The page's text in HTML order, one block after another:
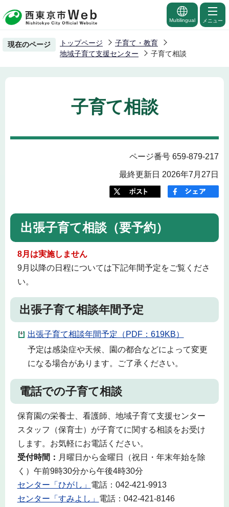
の
ー
Multilingual メニュー
現在のページ トップページ
子育て・教育
地域子育て支援センター
子育て相談
子育て相談
ページ番号 659-879-217
最終更新日 2026年7月27日
出張子育て相談（要予約）
8月は実施しません
9月以降の日程については下記年間予定をご覧くださ
い。
出張子育て相談年間予定
出張子育て相談年間予定（PDF：619KB）
予定は感染症や天候、園の都合などによって変更
になる場合があります。ご了承ください。
電話での子育て相談
保育園の栄養士、看護師、地域子育て支援センター
スタッフ（保育士）が子育てに関する相談をお受け
します。お気軽にお電話ください。
受付時間： 月曜日から金曜日（祝日・年末年始を除
く）午前9時30分から午後4時30分
センター「ひがし」 電話：042-421-9913
センター「すみよし」 電話：042-421-8146